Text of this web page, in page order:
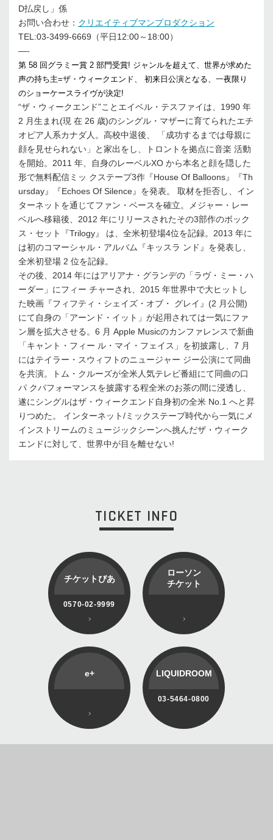
D払戻し」係
お問い合わせ： クリエイティブマンプロダクション
TEL:03-3499-6669（平日12:00～18:00）
—-
第 58 回グラミー賞 2 部門受賞! ジャンルを超えて、世界が求めた
声の持ち主=ザ・ウィークエンド、 初来日公演となる、一夜限り
のショーケースライヴが決定!
“ザ・ウィークエンド”ことエイベル・テスファイは、1990 年
2 月生まれ(現 在 26 歳)のシングル・マザーに育てられたエチ
オピア人系カナダ人。高校中退後、 「成功するまでは母親に
顔を見せられない」と家出をし、トロントを拠点に音楽 活動
を開始。2011 年、自身のレーベルXO から本名と顔を隠した
形で無料配信ミッ クステープ3作『House Of Balloons』『Th
ursday』『Echoes Of Silence』を発表。 取材を拒否し、イン
ターネットを通じてファン・ベースを確立。メジャー・レー
ベルへ移籍後、2012 年にリリースされたその3部作のボック
ス・セット『Trilogy』 は、全米初登場4位を記録。2013 年に
は初のコマーシャル・アルバム『キッスラ ンド』を発表し、
全米初登場 2 位を記録。
その後、2014 年にはアリアナ・グランデの「ラヴ・ミー・ハ
ーダー」にフィー チャーされ、2015 年世界中で大ヒットし
た映画『フィフティ・シェイズ・オブ・ グレイ』(2 月公開)
にて自身の「アーンド・イット」が起用されては一気にファ
ン層を拡大させる。6 月 Apple Musicのカンファレンスで新曲
「キャント・フィー ル・マイ・フェイス」を初披露し、7 月
にはテイラー・スウィフトのニュージャー ジー公演にて同曲
を共演。トム・クルーズが全米人気テレビ番組にて同曲の口
パ クパフォーマンスを披露する程全米のお茶の間に浸透し、
遂にシングルはザ・ウィークエンド自身初の全米 No.1 へと昇
りつめた。 インターネット/ミックステープ時代から一気にメ
インストリームのミュージックシーンへ挑んだザ・ウィーク
エンドに対して、世界中が目を離せない!
TICKET INFO
チケットぴあ
0570-02-9999
ローソン
チケット
e+ LIQUIDROOM
03-5464-0800